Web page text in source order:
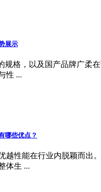
展示
规格，以及国产品牌广柔
性 ...
哪些优点？
越性能在行业内脱颖而出
体生 ...